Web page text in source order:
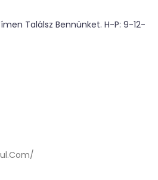
Találsz Bennünket. H-P: 9-12-